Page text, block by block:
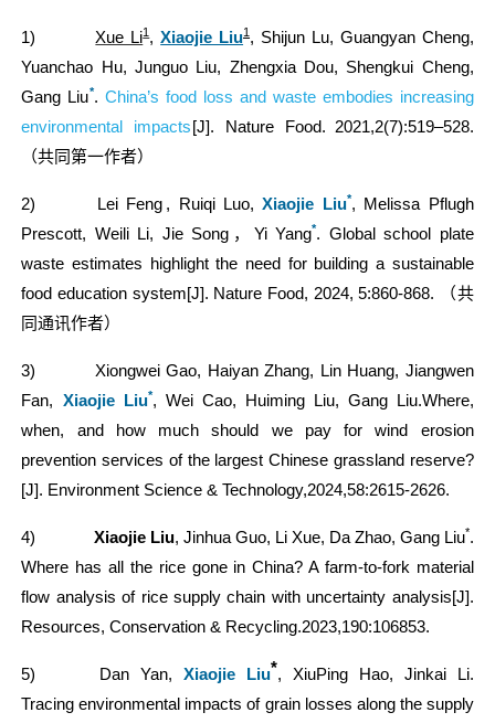
1) Xue Li1 ,Xiaojie Liu1 , Shijun Lu, Guangyan Cheng,
Yuanchao Hu, Junguo Liu, Zhengxia Dou, Shengkui Cheng,
Gang Liu*. China’s food loss and waste embodies increasing
environmental impacts[J]. Nature Food. 2021,2(7):519–528.
（共同第一作者）
2) Lei Feng , Ruiqi Luo,Xiaojie Liu*, Melissa Pflugh
Prescott, Weili Li, Jie Song ， Yi Yang*. Global school plate
waste estimates highlight the need for building a sustainable
food education system[J]. Nature Food, 2024, 5:860-868.
（共
同通讯作者）
3)
Xiongwei Gao, Haiyan Zhang, Lin Huang, Jiangwen
Fan, Xiaojie Liu*, Wei Cao, Huiming Liu, Gang Liu.Where,
when, and how much should we pay for wind erosion
prevention services of the largest Chinese grassland reserve?
[J]. Environment Science & Technology,2024,58:2615-2626.
4) Xiaojie Liu, Jinhua Guo, Li Xue, Da Zhao, Gang Liu*.
Where has all the rice gone in China? A farm-to-fork material
flow analysis of rice supply chain with uncertainty analysis[J].
Resources, Conservation & Recycling.2023,190:106853.
5) Dan Yan,Xiaojie Liu*, XiuPing Hao, Jinkai Li.
Tracing environmental impacts of grain losses along the supply